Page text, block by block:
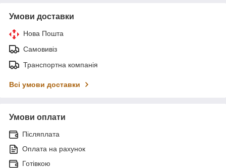
Умови доставки
Нова Пошта
Самовивіз
Транспортна компанія
Всі умови доставки
Умови оплати
Післяплата
Оплата на рахунок
Готівкою